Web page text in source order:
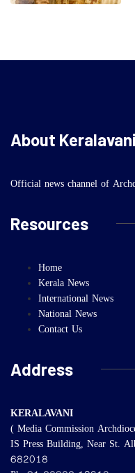
About Keralavani
Official news channel of
Resources
Home
Kerala News
International News
National News
Contact Us
Address
KERALAVANI
( Media Commission
IS Press Building, Near St.
682018